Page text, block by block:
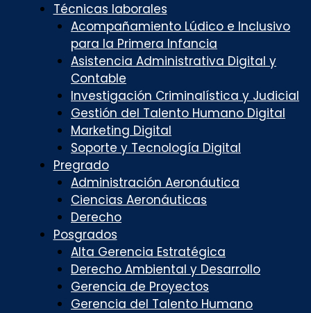
Técnicas laborales
Acompañamiento Lúdico e Inclusivo
para la Primera Infancia
Asistencia Administrativa Digital y
Contable
Investigación Criminalística y Judicial
Gestión del Talento Humano Digital
Marketing Digital
Soporte y Tecnología Digital
Pregrado
Administración Aeronáutica
Ciencias Aeronáuticas
Derecho
Posgrados
Alta Gerencia Estratégica
Derecho Ambiental y Desarrollo
Gerencia de Proyectos
Gerencia del Talento Humano